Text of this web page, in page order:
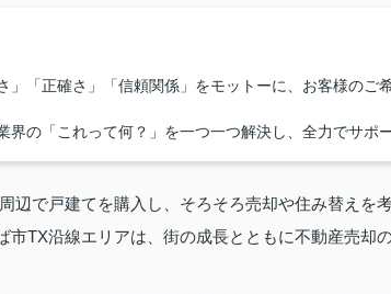
」「正確さ」「信頼関係」をモットーに、お客様のご
界の「これって何？」を一つ一つ解決し、全力でサポ
辺で戸建てを購入し、そろそろ売却や住み替えを
市TX沿線エリアは、街の成長とともに不動産売却